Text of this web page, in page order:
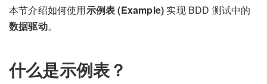
本节介绍如何使用示例表 (Example) 实现 BDD 测试中的
数据驱动。
什么是示例表？